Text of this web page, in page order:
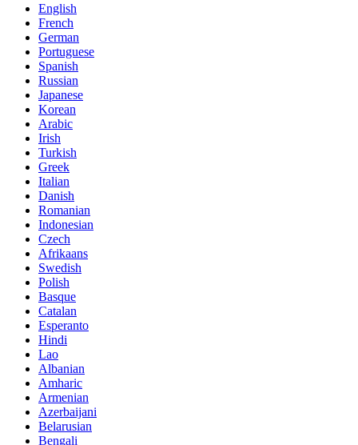
English
French
German
Portuguese
Spanish
Russian
Japanese
Korean
Arabic
Irish
Turkish
Greek
Italian
Danish
Romanian
Indonesian
Czech
Afrikaans
Swedish
Polish
Basque
Catalan
Esperanto
Hindi
Lao
Albanian
Amharic
Armenian
Azerbaijani
Belarusian
Bengali